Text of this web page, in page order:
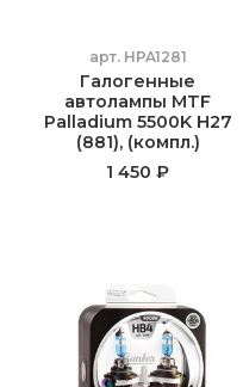
арт. HPA1281
Галогенные
автолампы MTF
Palladium 5500K H27
(881), (компл.)
1 450 ₽